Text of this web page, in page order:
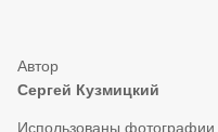
Сергей Кузмицкий